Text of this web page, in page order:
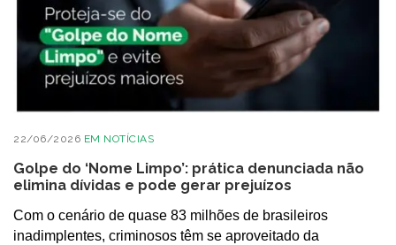
22/06/2026 EM NOTÍCIAS
Golpe do ‘Nome Limpo’: prática denunciada não
elimina dívidas e pode gerar prejuízos
Com o cenário de quase 83 milhões de brasileiros
inadimplentes, criminosos têm se aproveitado da